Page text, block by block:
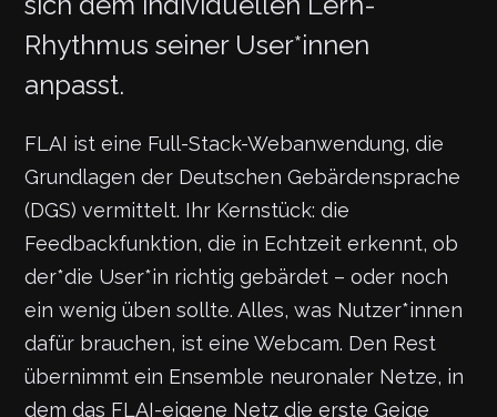
Rhythmus seiner User*innen
anpasst.
FLAI ist eine Full-Stack-Webanwendung, die
Grundlagen der Deutschen Gebärdensprache
(DGS) vermittelt. Ihr Kernstück: die
Feedbackfunktion, die in Echtzeit erkennt, ob
der*die User*in richtig gebärdet – oder noch
ein wenig üben sollte. Alles, was Nutzer*innen
dafür brauchen, ist eine Webcam. Den Rest
übernimmt ein Ensemble neuronaler Netze, in
dem das FLAI-eigene Netz die erste Geige